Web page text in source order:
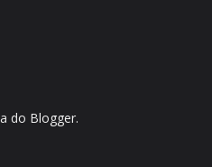
do Blogger.